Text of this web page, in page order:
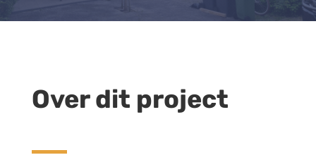
Over dit project